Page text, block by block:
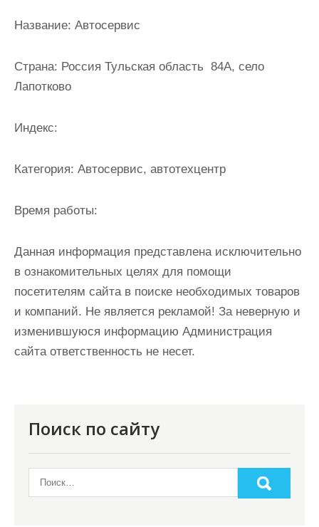
Название: Автосервис
Страна: Россия Тульская область 84А, село
Лапотково
Индекс:
Категория: Автосервис, автотехцентр
Время работы:
Данная информация представлена исключительно
в ознакомительных целях для помощи
посетителям сайта в поиске необходимых товаров
и компаний. Не является рекламой! За неверную и
изменившуюся информацию Администрация
сайта ответственность не несет.
Поиск по сайту